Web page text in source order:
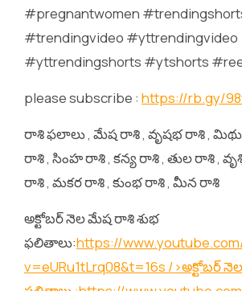
#pregnantwomen
#trendingvideo #yttrendingvideo
#yttrendingshorts #ytshorts
please subscribe : https://rb.gy/
రాశి ఫలాలు , మేష రాశి , వృషభ రాశి ,
రాశి , సింహ రాశి , కన్య రాశి , తుల రాశి ,
రాశి , మకర రాశి , కుంభ రాశి , మీన రాశి
అక్టోబర్ నెల మేష రాశి శుభ
ఫలితాలు:https://
v=eURu1tLrq08&t=16s />అక్టోబర్